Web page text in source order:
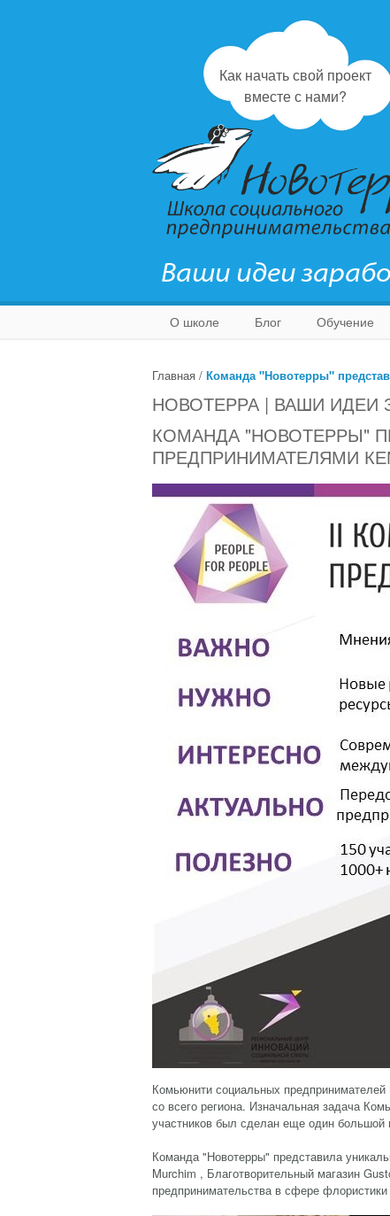
Как начать свой проект
вместе с нами?
Ваши идеи
О школе Блог Обучение
Главная / Команда "Новотерры"
НОВОТЕРРА | ВАШИ ИДЕИ
КОМАНДА "НОВОТЕРРЫ"
ПРЕДПРИНИМАТЕЛЯМИ
Комьюнити социальных
со всего региона. Изначальная задача
участников был сделан еще один
Команда "Новотерры" представила
Murchim , Благотворительный магазин
предпринимательства в сфере